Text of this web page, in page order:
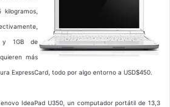
y 1GB de
más
ExpressCard, todo por algo entorno a USD$450.
IdeaPad U350, un computador portátil de 13,3